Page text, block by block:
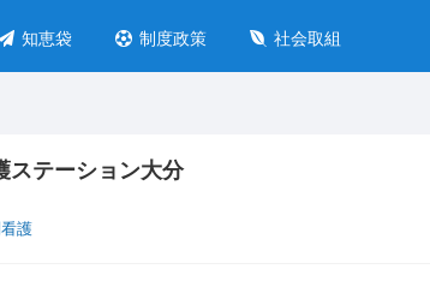
知恵袋 制度政策 社会取組
ステーション大分
護